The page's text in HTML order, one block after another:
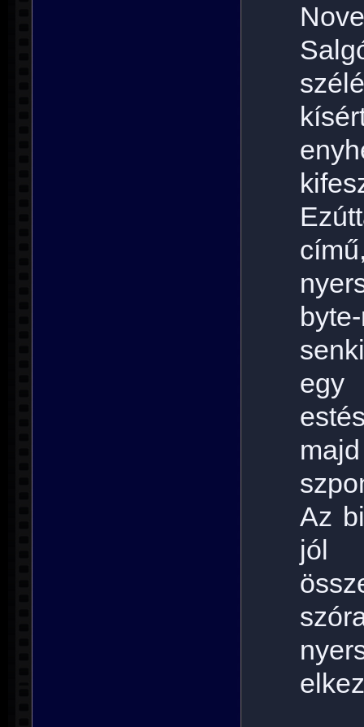
egy
Az
jól